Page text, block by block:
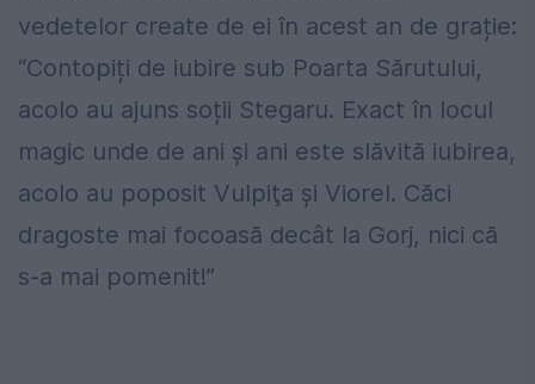
vedetelor create de ei în acest an de grație:
“Contopiți de iubire sub Poarta Sărutului,
acolo au ajuns soții Stegaru. Exact în locul
magic unde de ani şi ani este slăvită iubirea,
acolo au poposit Vulpiţa şi Viorel. Căci
dragoste mai focoasă decât la Gorj, nici că
s-a mai pomenit!”